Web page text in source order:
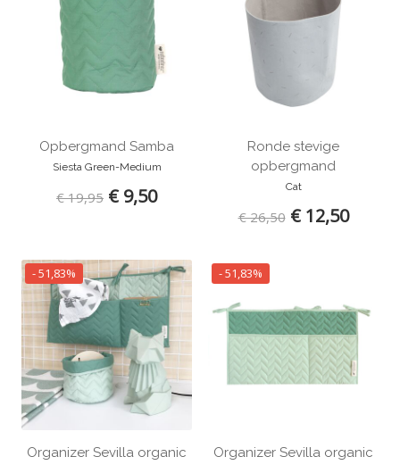
- 51,83%
Organizer Sevilla organic
- 51,83%
Organizer Sevilla organic
Ronde stevige
opbergmand
Cat
€ 26,50€ 12,50
Opbergmand Samba
Siesta Green-Medium
€ 19,95 € 9,50